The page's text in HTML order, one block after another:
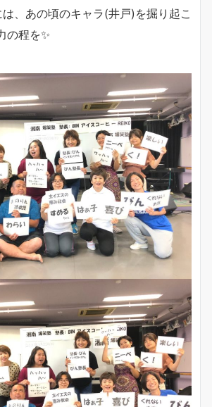
、あの頃のキャラ(井戸)を掘り起こ
の程を✨